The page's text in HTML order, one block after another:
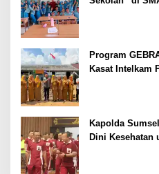
Program
Kasat Intelkam
Kapolda
Dini Kesehatan